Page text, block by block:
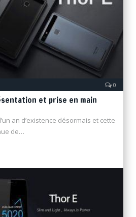
0
et prise en main
an d’existence désormais et cette
de…